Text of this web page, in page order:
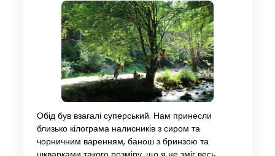
Обід був взагалі суперський. Нам принесли
близько кілограма налисників з сиром та
чорничним варенням, банош з бринзою та